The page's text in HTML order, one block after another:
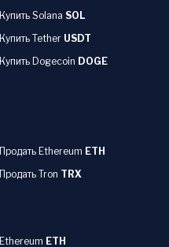
Купить Solana SOL
Купить Tether USDT
Купить Dogecoin DOGE
Продать Ethereum ETH
Продать Tron TRX
Ethereum ETH